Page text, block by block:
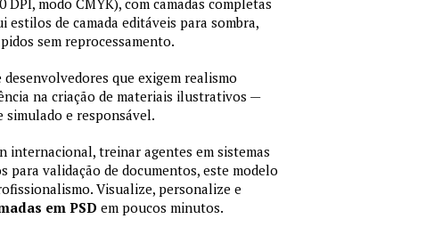
modo CMYK), com camadas completas
de camada editáveis para sombra,
sem reprocessamento.
que exigem realismo
na criação de materiais ilustrativos —
e responsável.
internacional, treinar agentes em sistemas
validação de documentos, este modelo
Visualize, personalize e
em PSD em poucos minutos.